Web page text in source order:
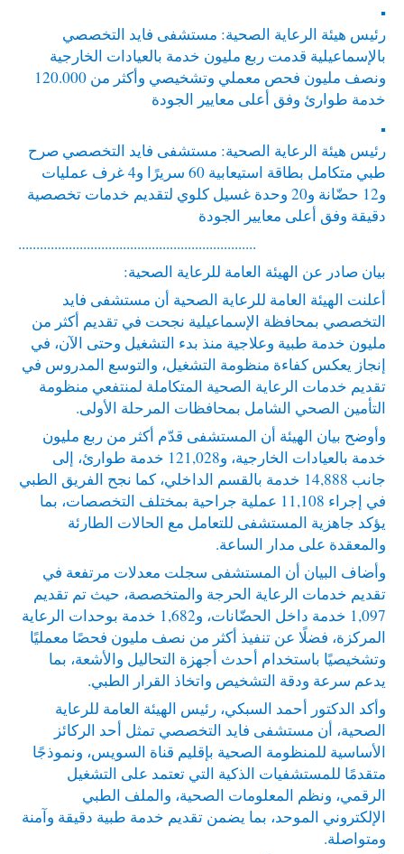
▪︎
رئيس هيئة الرعاية الصحية: مستشفى فايد التخصصي
بالإسماعيلية قدمت ربع مليون خدمة بالعيادات الخارجية
ونصف مليون فحص معملي وتشخيصي وأكثر من 120.000
خدمة طوارئ وفق أعلى معايير الجودة
▪︎
رئيس هيئة الرعاية الصحية: مستشفى فايد التخصصي صرح
طبي متكامل بطاقة استيعابية 60 سريرًا و4 غرف عمليات
و12 حضّانة و20 وحدة غسيل كلوي لتقديم خدمات تخصصية
دقيقة وفق أعلى معايير الجودة
..................................................................
بيان صادر عن الهيئة العامة للرعاية الصحية:
أعلنت الهيئة العامة للرعاية الصحية أن مستشفى فايد
التخصصي بمحافظة الإسماعيلية نجحت في تقديم أكثر من
مليون خدمة طبية وعلاجية منذ بدء التشغيل وحتى الآن، في
إنجاز يعكس كفاءة منظومة التشغيل، والتوسع المدروس في
تقديم خدمات الرعاية الصحية المتكاملة لمنتفعي منظومة
التأمين الصحي الشامل بمحافظات المرحلة الأولى.
وأوضح بيان الهيئة أن المستشفى قدّم أكثر من ربع مليون
خدمة بالعيادات الخارجية، و121,028 خدمة طوارئ، إلى
جانب 14,888 خدمة بالقسم الداخلي، كما نجح الفريق الطبي
في إجراء 11,108 عملية جراحية بمختلف التخصصات، بما
يؤكد جاهزية المستشفى للتعامل مع الحالات الطارئة
والمعقدة على مدار الساعة.
وأضاف البيان أن المستشفى سجلت معدلات مرتفعة في
تقديم خدمات الرعاية الحرجة والمتخصصة، حيث تم تقديم
1,097 خدمة داخل الحضّانات، و1,682 خدمة بوحدات الرعاية
المركزة، فضلًا عن تنفيذ أكثر من نصف مليون فحصًا معمليًا
وتشخيصيًا باستخدام أحدث أجهزة التحاليل والأشعة، بما
يدعم سرعة ودقة التشخيص واتخاذ القرار الطبي.
وأكد الدكتور أحمد السبكي، رئيس الهيئة العامة للرعاية
الصحية، أن مستشفى فايد التخصصي تمثل أحد الركائز
الأساسية للمنظومة الصحية بإقليم قناة السويس، ونموذجًا
متقدمًا للمستشفيات الذكية التي تعتمد على التشغيل
الرقمي، ونظم المعلومات الصحية، والملف الطبي
الإلكتروني الموحد، بما يضمن تقديم خدمة طبية دقيقة وآمنة
ومتواصلة.